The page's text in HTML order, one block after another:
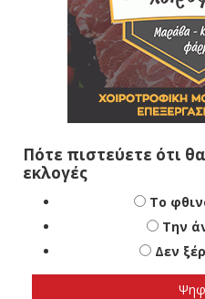
Πότε πιστεύετε ότι θα
εκλογές
Το